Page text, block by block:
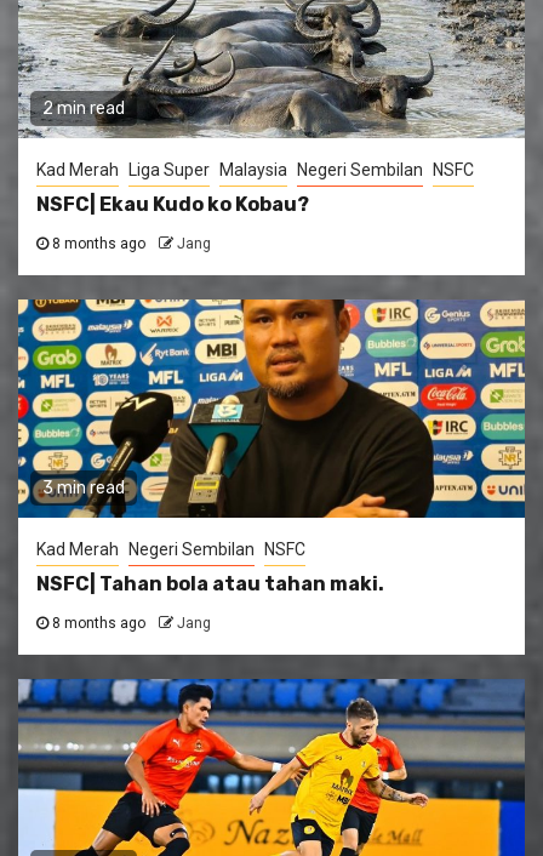
2 min read
Kad Merah Liga Super Malaysia Negeri Sembilan NSFC
NSFC| Ekau Kudo ko Kobau?
8 months ago Jang
3 min read
Kad Merah Negeri Sembilan NSFC
NSFC| Tahan bola atau tahan maki.
8 months ago Jang